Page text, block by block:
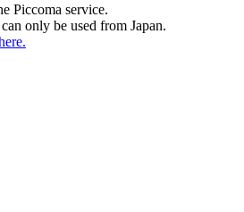
Piccoma service.
only be used from Japan.